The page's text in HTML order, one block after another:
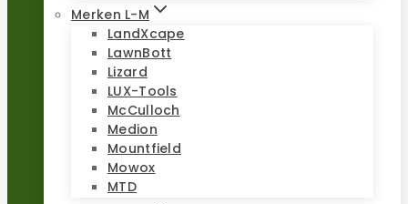
Merken L-M
LandXcape
LawnBott
Lizard
LUX-Tools
McCulloch
Medion
Mountfield
Mowox
MTD